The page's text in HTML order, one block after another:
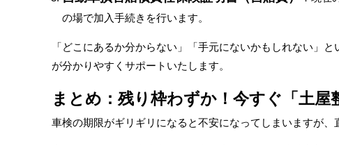
の場で加入手続きを行います。
「どこにあるか分からない」「手元にないかもしれない」
が分かりやすくサポートいたします。
まとめ：残り枠わずか！今すぐ「土
車検の期限がギリギリになると不安になってしまいますが